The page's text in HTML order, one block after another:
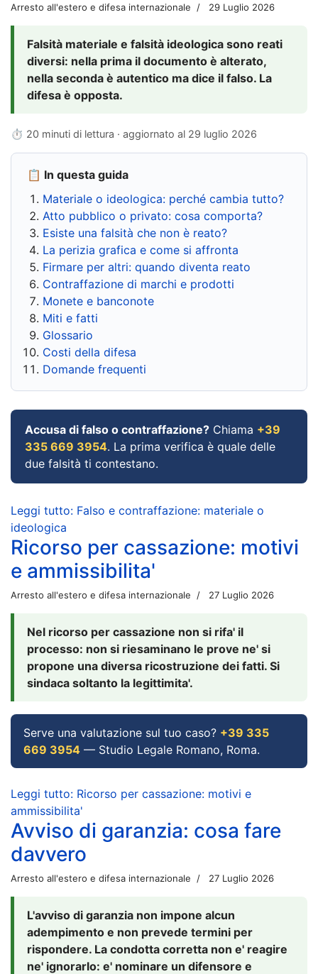
Arresto all'estero e difesa internazionale 29 Luglio 2026
Falsità materiale e falsità ideologica sono reati
diversi: nella prima il documento è alterato,
nella seconda è autentico ma dice il falso. La
difesa è opposta.
⏱ 20 minuti di lettura · aggiornato al 29 luglio 2026
📋 In questa guida
Materiale o ideologica: perché cambia tutto?
Atto pubblico o privato: cosa comporta?
Esiste una falsità che non è reato?
La perizia grafica e come si affronta
Firmare per altri: quando diventa reato
Contraffazione di marchi e prodotti
Monete e banconote
Miti e fatti
Glossario
Costi della difesa
Domande frequenti
Accusa di falso o contraffazione? Chiama +39
335 669 3954. La prima verifica è quale delle
due falsità ti contestano.
Leggi tutto: Falso e contraffazione: materiale o
ideologica
Ricorso per cassazione: motivi
e ammissibilita'
Arresto all'estero e difesa internazionale 27 Luglio 2026
Nel ricorso per cassazione non si rifa' il
processo: non si riesaminano le prove ne' si
propone una diversa ricostruzione dei fatti. Si
sindaca soltanto la legittimita'.
Serve una valutazione sul tuo caso? +39 335
669 3954 — Studio Legale Romano, Roma.
Leggi tutto: Ricorso per cassazione: motivi e
ammissibilita'
Avviso di garanzia: cosa fare
davvero
Arresto all'estero e difesa internazionale 27 Luglio 2026
L'avviso di garanzia non impone alcun
adempimento e non prevede termini per
rispondere. La condotta corretta non e' reagire
ne' ignorarlo: e' nominare un difensore e